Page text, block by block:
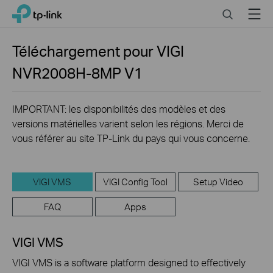
Click
the
navigation
TP-Link, Reliably Smart SearchMenu
Téléchargement pourVIGI
NVR2008H-8MPV1
IMPORTANT: les disponibilités des modèles et des
versions matérielles varient selon les régions. Merci de
vous référer au site TP-Link du pays qui vous concerne.
VIGI VMS VIGI Config Tool Setup Video
FAQ Apps
VIGI VMS
VIGI VMS is a software platform designed to effectively